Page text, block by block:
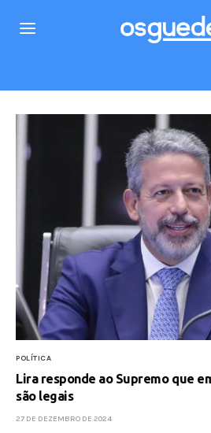
POLÍTICA
Lira responde ao Supremo que
são legais
27 DE DEZEMBRO DE 2024